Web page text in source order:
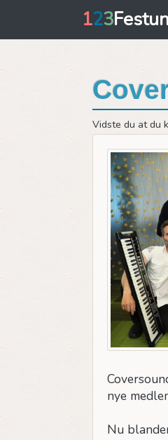
123
Vidste du at du
nye
Nu